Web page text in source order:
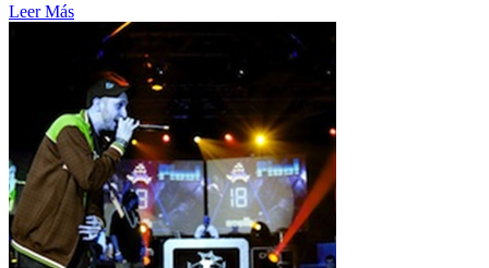
Leer Más